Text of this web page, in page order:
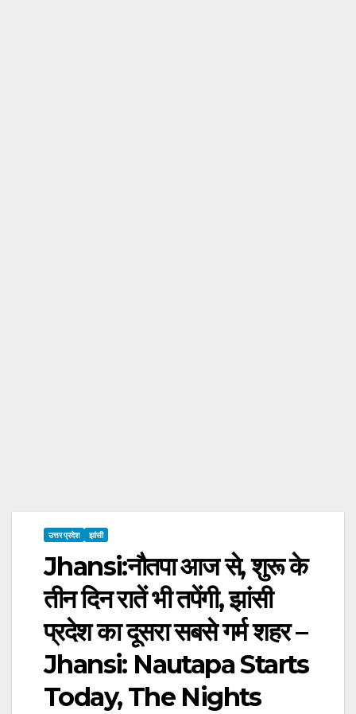
उत्तर प्रदेश झांसी
Jhansi:नौतपा आज से, शुरू के
तीन दिन रातें भी तपेंगी, झांसी
प्रदेश का दूसरा सबसे गर्म शहर –
Jhansi: Nautapa Starts
Today, The Nights